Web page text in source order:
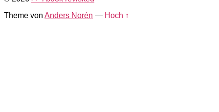
Theme von Anders Norén — Hoch ↑